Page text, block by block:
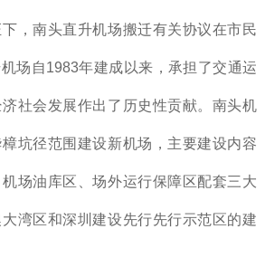
，南头直升机场搬迁有关协议在市民
场自1983年建成以来，承担了交通运
社会发展作出了历史性贡献。南头机
坑径范围建设新机场，主要建设内容
场油库区、场外运行保障区配套三大
湾区和深圳建设先行先行示范区的建